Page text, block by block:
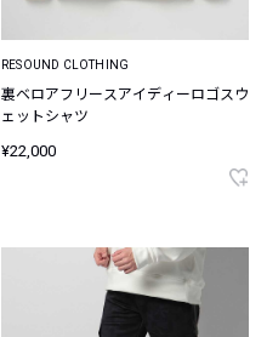
RESOUND CLOTHING
裏ベロアフリースアイディーロゴスウ
ェットシャツ
¥22,000